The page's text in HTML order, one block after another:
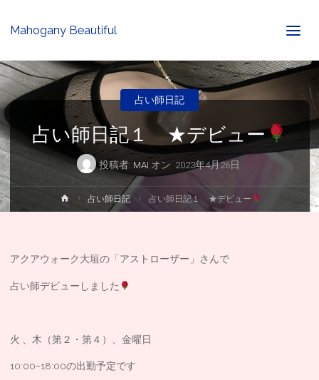
Mahogany Beautiful
占い師日記１ ★デビュー
投稿者: MAI オン 2023年4月26日
占い師日記
ホ
ー
占い師日記 占い師日記１ ★デビュー
アクアウォーク大垣の「アストローザー」さんで
占い師デビューしました
火 、木（第２・第４）、金曜日
10:00~18:00の出勤予定です